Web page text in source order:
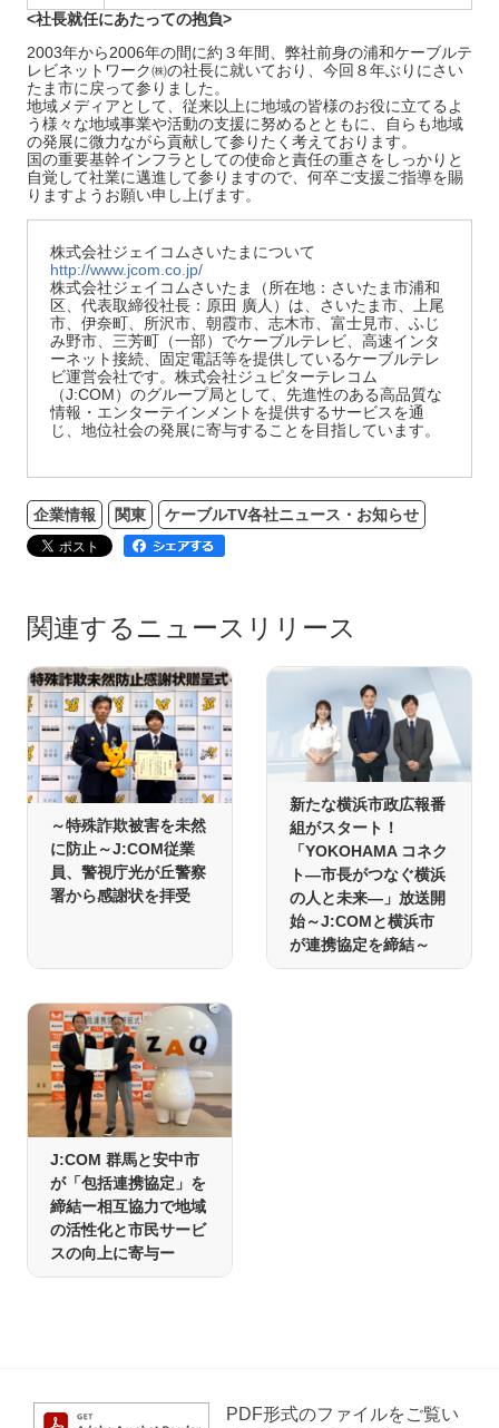
<社長就任にあたっての抱負>
2003年から2006年の間に約３年間、弊社前身の浦和ケーブルテ
レビネットワーク㈱の社長に就いており、今回８年ぶりにさい
たま市に戻って参りました。
地域メディアとして、従来以上に地域の皆様のお役に立てるよ
う様々な地域事業や活動の支援に努めるとともに、自らも地域
の発展に微力ながら貢献して参りたく考えております。
国の重要基幹インフラとしての使命と責任の重さをしっかりと
自覚して社業に邁進して参りますので、何卒ご支援ご指導を賜
りますようお願い申し上げます。
株式会社ジェイコムさいたまについて
http://www.jcom.co.jp/
株式会社ジェイコムさいたま（所在地：さいたま市浦和
区、代表取締役社長：原田 廣人）は、さいたま市、上尾
市、伊奈町、所沢市、朝霞市、志木市、富士見市、ふじ
み野市、三芳町（一部）でケーブルテレビ、高速インタ
ーネット接続、固定電話等を提供しているケーブルテレ
ビ運営会社です。株式会社ジュピターテレコム
（J:COM）のグループ局として、先進性のある高品質な
情報・エンターテインメントを提供するサービスを通
じ、地位社会の発展に寄与することを目指しています。
企業情報 関東 ケーブルTV各社ニュース・お知らせ
関連するニュースリリース
～特殊詐欺被害を未然
に防止～J:COM従業
員、警視庁光が丘警察
署から感謝状を拝受
新たな横浜市政広報番
組がスタート！
「YOKOHAMA コネク
ト―市長がつなぐ横浜
の人と未来―」放送開
始～J:COMと横浜市
が連携協定を締結～
J:COM 群馬と安中市
が「包括連携協定」を
締結ー相互協力で地域
の活性化と市民サービ
スの向上に寄与ー
PDF形式のファイルをご覧い